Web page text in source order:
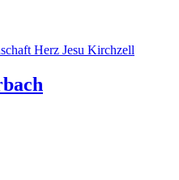
Herz Jesu Kirchzell